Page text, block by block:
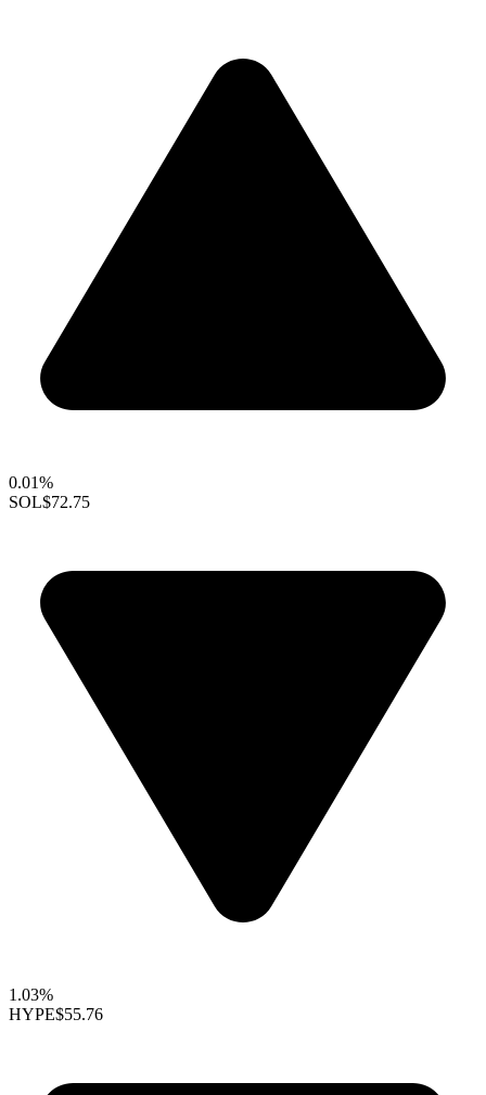
0.01%
SOL$72.75
1.03%
HYPE$55.76